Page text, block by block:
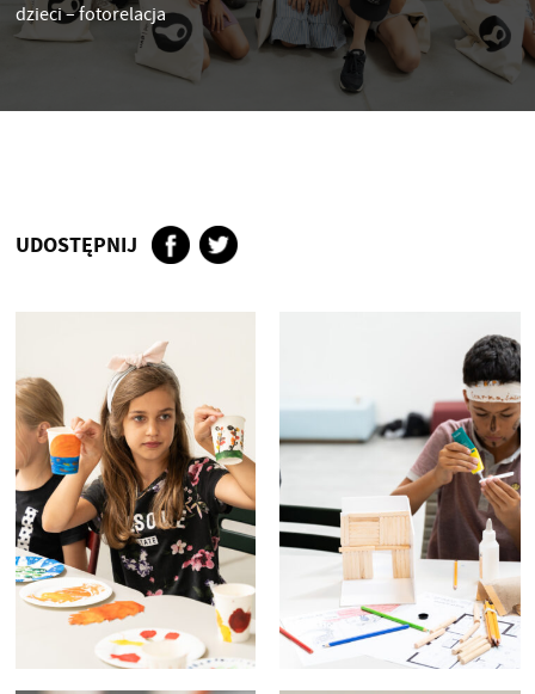
dzieci – fotorelacja
UDOSTĘPNIJ